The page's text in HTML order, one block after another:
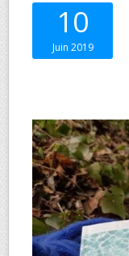
10
Juin 2019